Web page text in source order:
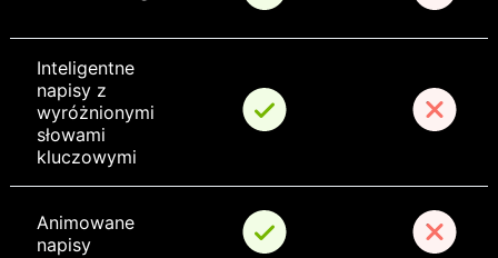
Inteligentne
napisy z
wyróżnionymi
słowami
kluczowymi
Animowane
napisy